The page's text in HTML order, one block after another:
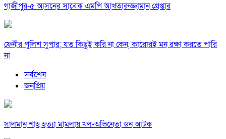
গাজীপুর-৫ আসনের সাবেক এমপি আখতারুজ্জামান গ্রেপ্তার
ফেনীর পুলিশ সুপার; যত কিছুই করি না কেন, কারোরই মন রক্ষা করতে পারি
না
সর্বশেষ
জনপ্রিয়
সালমান শাহ হত্যা মামলায় খল-অভিনেতা ডন আটক